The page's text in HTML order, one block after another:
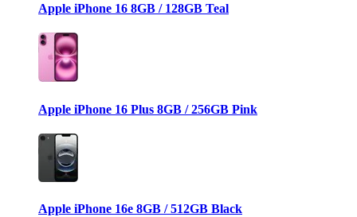
Apple iPhone 16 8GB / 128GB Teal
Apple iPhone 16 Plus 8GB / 256GB Pink
Apple iPhone 16e 8GB / 512GB Black